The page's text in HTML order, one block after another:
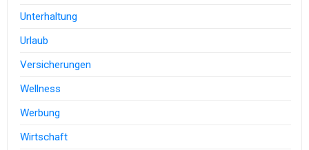
Unterhaltung
Urlaub
Versicherungen
Wellness
Werbung
Wirtschaft